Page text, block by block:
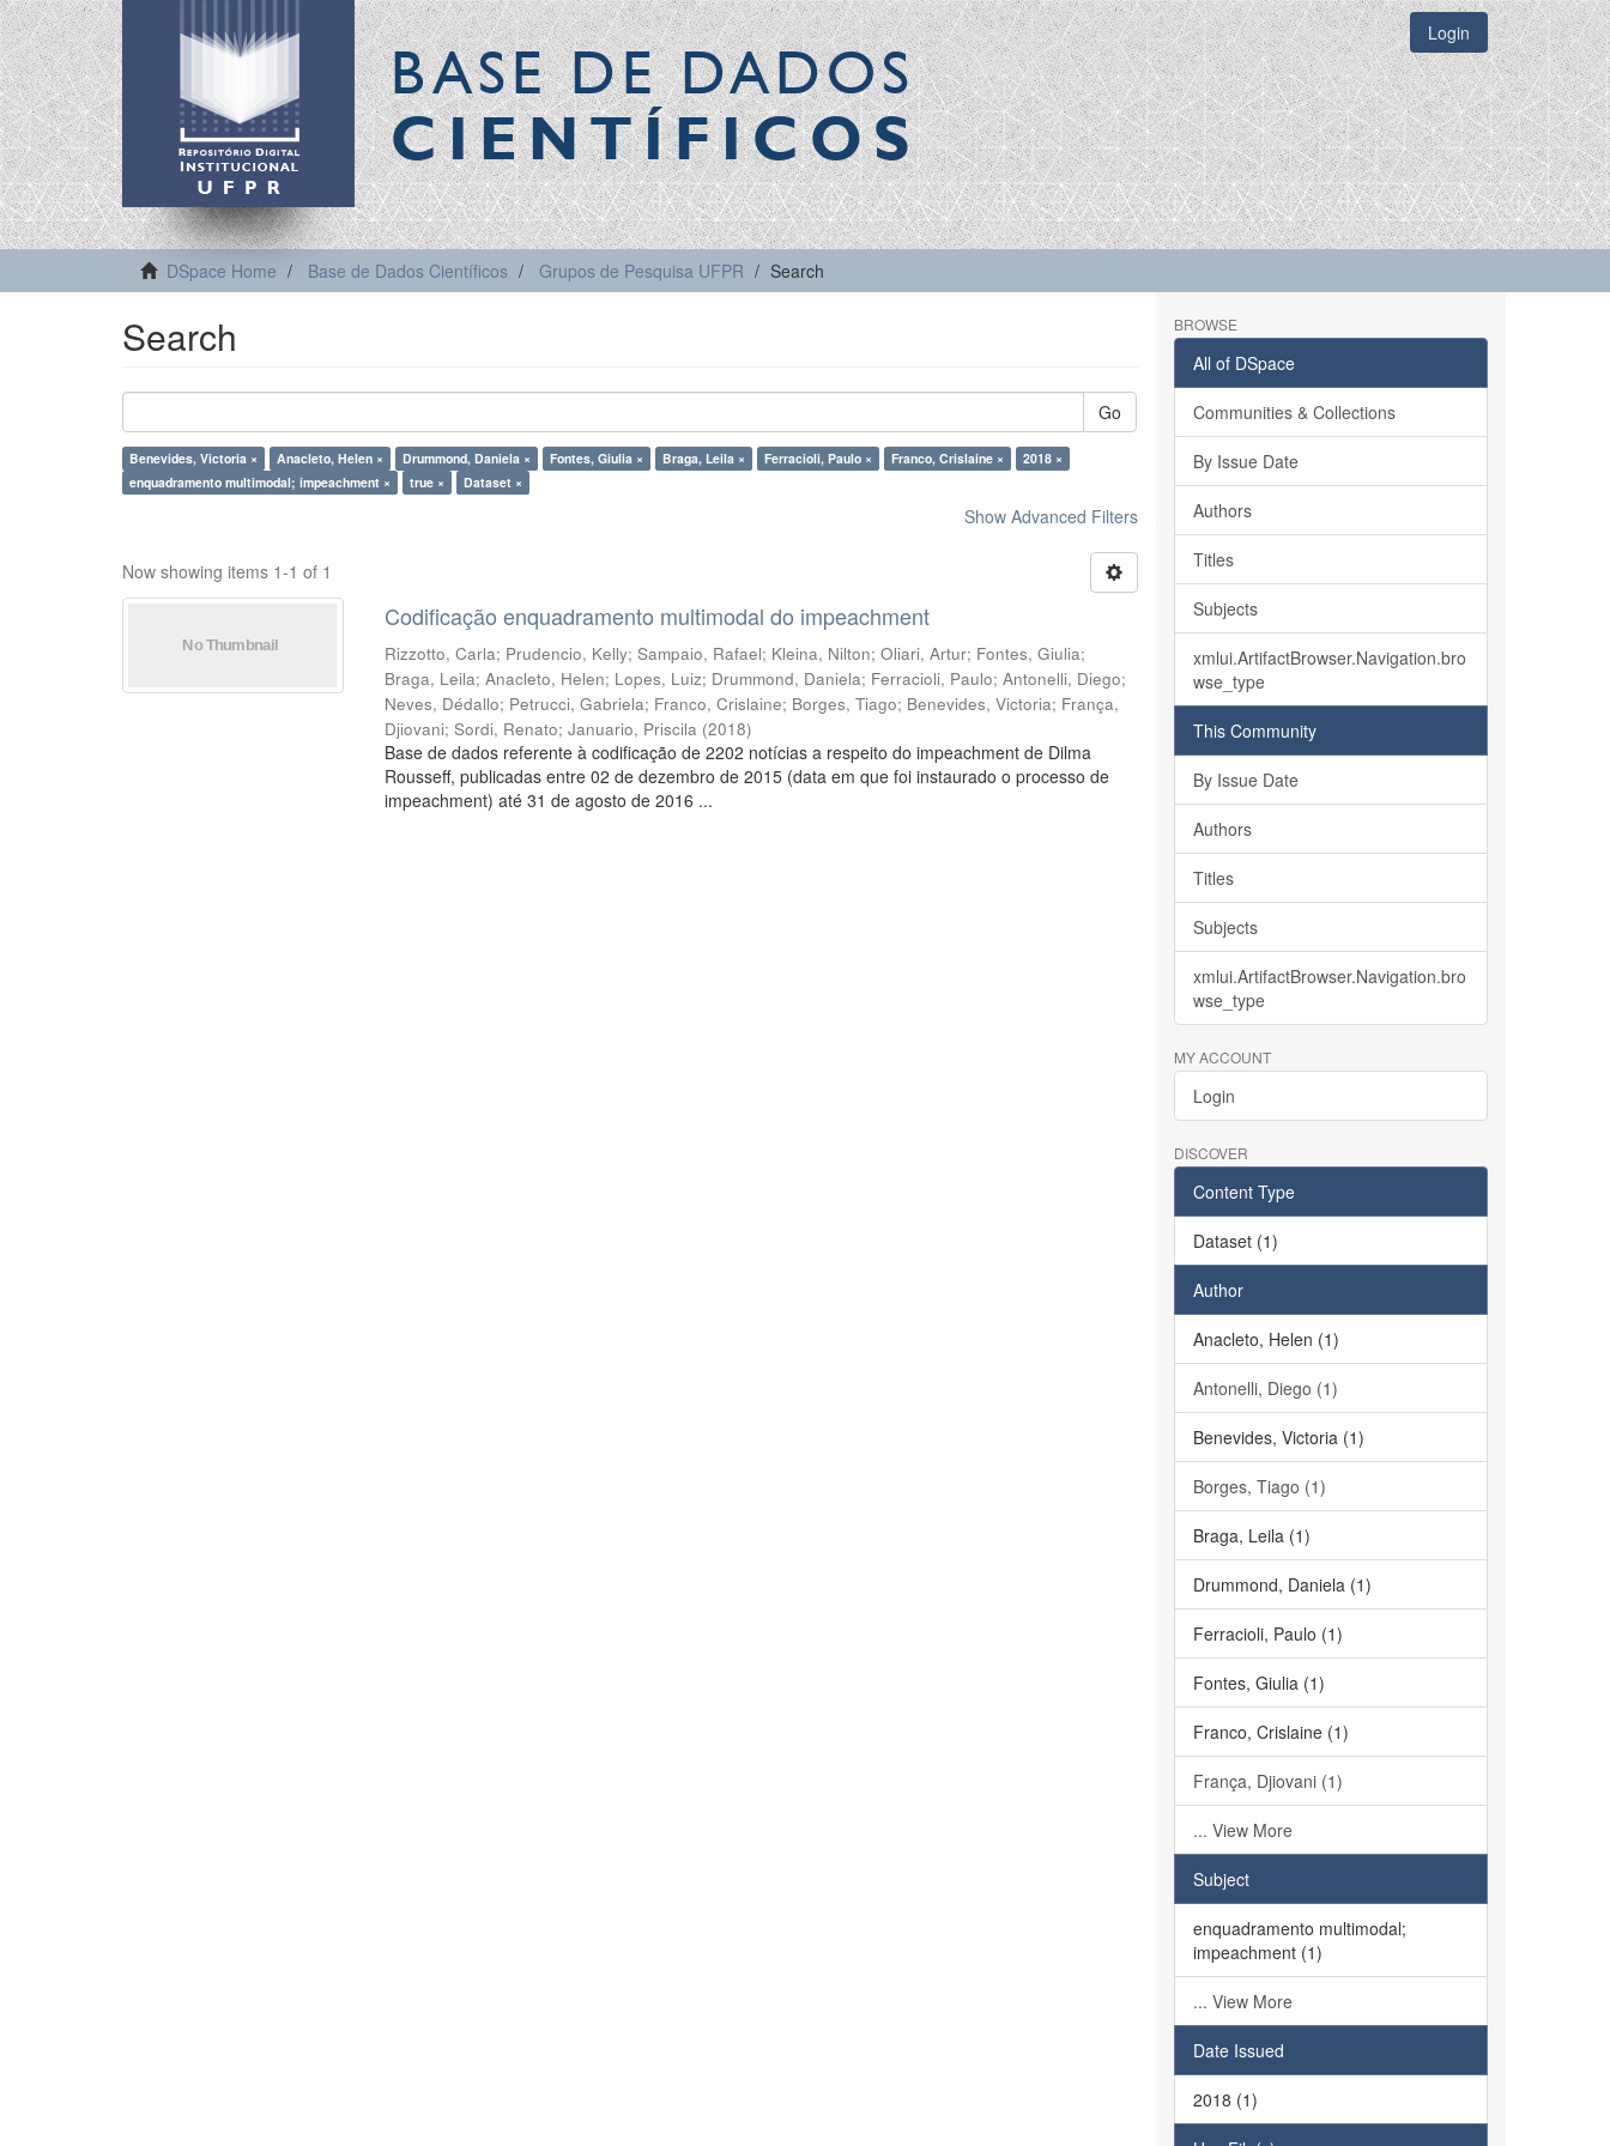
BASE DE DADOS
CIENTÍFICOS
Login
DSpace Home Base de Dados Científicos Grupos de Pesquisa UFPR Search
Search
Go
Benevides, Victoria × Anacleto, Helen × Drummond, Daniela × Fontes, Giulia × Braga, Leila × Ferracioli, Paulo × Franco, Crislaine ×
2018 ×
enquadramento multimodal; impeachment ×
true × Dataset ×
Show Advanced Filters
Now showing items 1-1 of 1
Codificação enquadramento multimodal do impeachment
Rizzotto, Carla; Prudencio, Kelly;Sampaio, Rafael; Kleina, Nilton;Oliari, Artur; Fontes, Giulia;
Braga, Leila;Anacleto, Helen; Lopes, Luiz; Drummond, Daniela; Ferracioli, Paulo;Antonelli, Diego;
Neves, Dédallo; Petrucci, Gabriela; Franco, Crislaine; Borges, Tiago; Benevides, Victoria; França,
Djiovani;Sordi, Renato;Januario, Priscila (2018)
Base de dados referente à codificação de 2202 notícias a respeito do impeachment de Dilma
Rousseff, publicadas entre 02 de dezembro de 2015 (data em que foi instaurado o processo de
impeachment) até 31 de agosto de 2016 ...
BROWSE
All of DSpace
Communities & Collections
By Issue Date
Authors
Titles
Subjects
xmlui.ArtifactBrowser.Navigation.bro
wse_type
This Community
By Issue Date
Authors
Titles
Subjects
xmlui.ArtifactBrowser.Navigation.bro
wse_type
MY ACCOUNT
Login
DISCOVER
Content Type
Dataset (1)
Author
Anacleto, Helen (1)
Antonelli, Diego (1)
Benevides, Victoria (1)
Borges, Tiago (1)
Braga, Leila (1)
Drummond, Daniela (1)
Ferracioli, Paulo (1)
Fontes, Giulia (1)
Franco, Crislaine (1)
França, Djiovani (1)
... View More
Subject
enquadramento multimodal;
impeachment (1)
... View More
Date Issued
2018 (1)